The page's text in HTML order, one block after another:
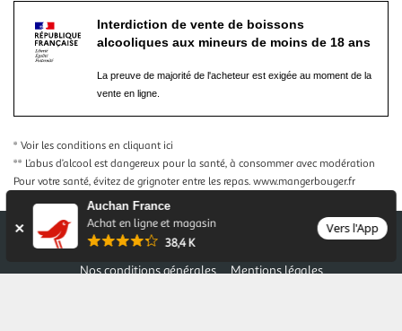
Auchan France
Achat en ligne et magasin
38,4 K
Vers l'App
Interdiction de vente de boissons
alcooliques aux mineurs de moins de 18 ans
La preuve de majorité de l'acheteur est exigée au moment de la
vente en ligne.
* Voir les conditions en cliquant ici
** L’abus d’alcool est dangereux pour la santé, à consommer avec modération
Pour votre santé, évitez de grignoter entre les repas. www.mangerbouger.fr
Nos conditions générales
Mentions légales